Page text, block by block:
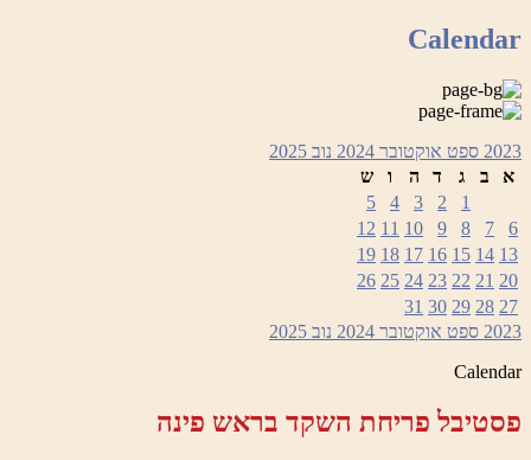
Calendar
2023 ספט אוקטובר 2024 נוב 2025
א
ב ג ד ה ו
ש
1
2
3
4
5
6
7
8
9
10
11
12
13
14
15
16
17
18
19
20
21
22
23
24
25
26
27
28
29
30
31
2023 ספט אוקטובר 2024 נוב 2025
Calendar
פסטיבל פריחת השקד בראש פינה